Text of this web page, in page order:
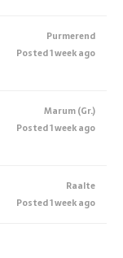
Purmerend
Posted 1 week ago
Marum (Gr.)
Posted 1 week ago
Raalte
Posted 1 week ago